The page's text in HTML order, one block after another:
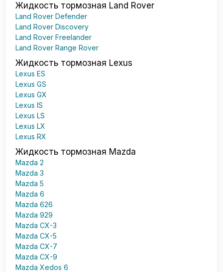
Жидкость тормозная Land Rover
Land Rover Defender
Land Rover Discovery
Land Rover Freelander
Land Rover Range Rover
Жидкость тормозная Lexus
Lexus ES
Lexus GS
Lexus GX
Lexus IS
Lexus LS
Lexus LX
Lexus RX
Жидкость тормозная Mazda
Mazda 2
Mazda 3
Mazda 5
Mazda 6
Mazda 626
Mazda 929
Mazda CX-3
Mazda CX-5
Mazda CX-7
Mazda CX-9
Mazda Xedos 6